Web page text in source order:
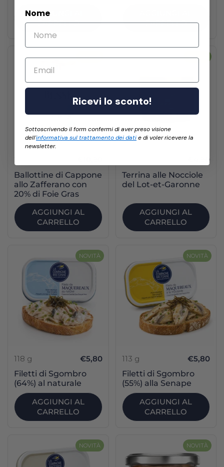
AGGIUNGI AL
CARRELLO
CARRELLO
Ballottine di Cappone
allo Zafferano con
20% di Foie Gras
AGGIUNGI AL
CARRELLO
NOVITÀ
€4,90
Terrina alle Nocciole
del Lot-et-Garonne
AGGIUNGI AL
CARRELLO
NOVITÀ
118 g
€5,80
Filetti di Sgombro
(64%) al naturale
AGGIUNGI AL
CARRELLO
NOVITÀ
113 g
€5,80
Filetti di Sgombro
(55%) alla Senape
AGGIUNGI AL
CARRELLO
NOVITÀ
NOVITÀ NOVITÀ
Nome
Email
Ricevi lo sconto!
Sottoscrivendo il form confermi di aver preso visione
dell'informativa sul trattamento dei datie di voler ricevere la
newsletter.